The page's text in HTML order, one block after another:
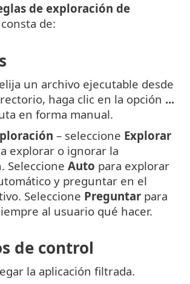
de exploración de
consta de:
un archivo ejecutable desde
haga clic en la opción ...
en forma manual.
– seleccione Explorar
explorar o ignorar la
Seleccione Auto para explorar
y preguntar en el
Seleccione Preguntar para
al usuario qué hacer.
de control
la aplicación filtrada.